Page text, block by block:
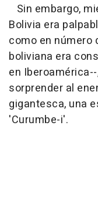
Sin embargo,
Bolivia era
como en número
boliviana era
en
sorprender al
gigantesca, una
'Curumbe-i'.